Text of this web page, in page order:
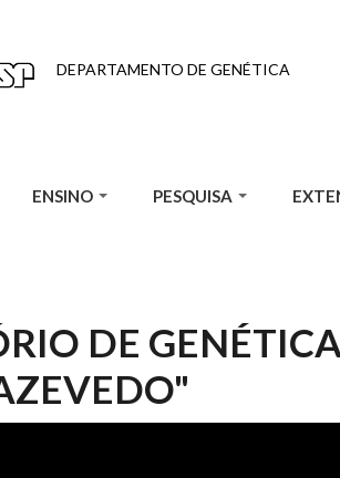
DEPARTAMENTO DE GENÉTICA
ENSINO PESQUISA
DE